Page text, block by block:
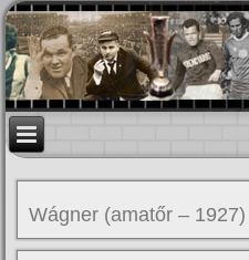
Wágner (amatőr – 1927)